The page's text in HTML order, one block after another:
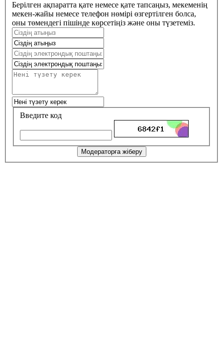
Берілген ақпаратта қате немесе қате тапсаңыз, мекеменің
мекен-жайы немесе телефон нөмірі өзгертілген болса,
оны төмендегі пішінде көрсетіңіз және оны түзетеміз.
Введите код
Модераторға жіберу